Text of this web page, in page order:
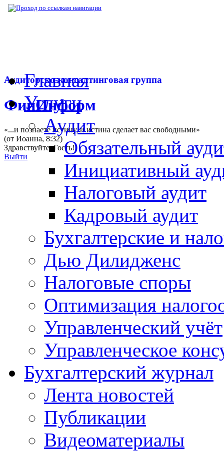
Аудиторско-консалтинговая группа
ФинИнформ
«...и познаете истину, и истина сделает вас свободными»
(от Иоанна, 8:32)
Здравствуйте,Гость!
Выйти
Главная
Услуги
Аудит
Обязательный
Инициативный
Налоговый аудит
Кадровый аудит
Бухгалтерские и
Дью Дилидженс
Налоговые споры
Оптимизация
Управленческий учёт
Управленческое
Бухгалтерский журнал
Лента новостей
Публикации
Видеоматериалы